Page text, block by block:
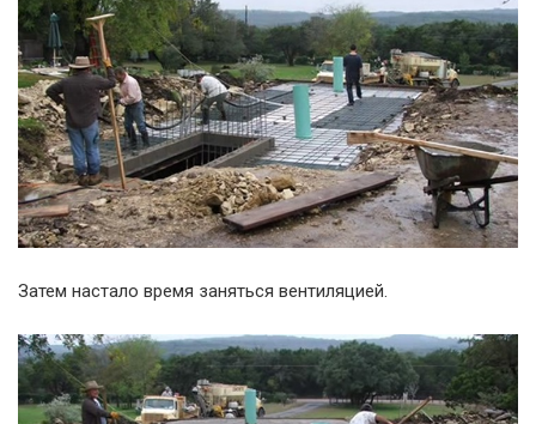
Затем настало время заняться вентиляцией.